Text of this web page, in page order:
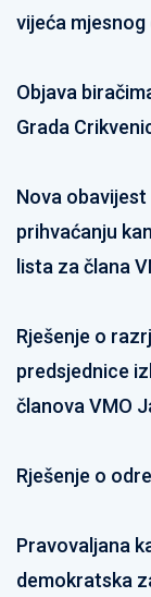
vijeća
Objava
Grada
Nova
prihvaćanju
lista za člana
Rješenje o
predsjednice
članova VMO
Rješenje o
Pravovaljana
demokratska